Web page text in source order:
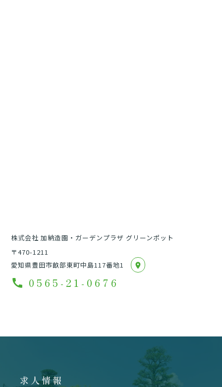
株式会社 加納造園・ガーデンプラザ グリーンポット
〒470-1211
愛知県豊田市畝部東町中島117番地1
location_on
call 0565-21-0676
求人情報